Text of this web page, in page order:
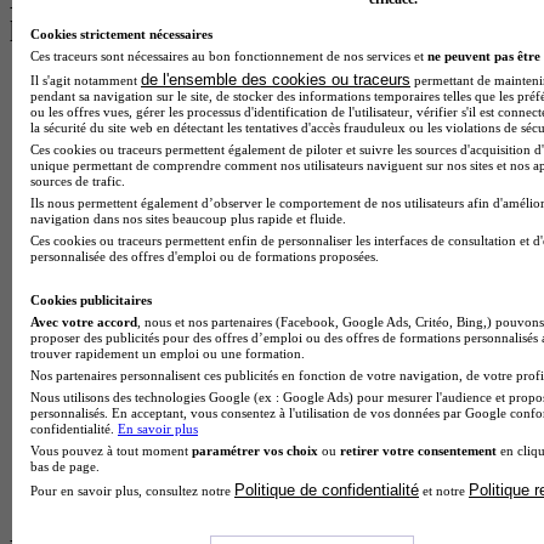
les plus recherchés
BTS Esf en alternance
BTS Dietetique en alternance
BTS Mco en alternance
BTS Pi en alternance
BTS Sp3s en alternance
Master CCA en alternance
BTS Ndrc en alternance
BTS Sam en alternance
Cap Fleuriste en alternance
MSc Marketing Digital en alternance
BTS Gpme en alternance
Cap Electricien en alternance
BTS Gpn en alternance
BTS Domotique en alternance
BAC Pro Agora en alternance
BTS Sta en alternance
BTS Iris en alternance
BTS Tpl en alternance
BTS Ati en alternance
Cookies strictement nécessaires
Ces traceurs sont nécessaires au bon fonctionnement de nos services et ne peuvent pas être
Il s'agit notamment de l'ensemble des cookies ou traceurs permettant de
pendant sa navigation sur le site, de stocker des informations temporaires telles que les
ou les offres vues, gérer les processus d'identification de l'utilisateur, vérifier s'il est
la sécurité du site web en détectant les tentatives d'accès frauduleux ou les violations de
Ces cookies ou traceurs permettent également de piloter et suivre les sources d'acquisition
unique permettant de comprendre comment nos utilisateurs naviguent sur nos sites et nos
sources de trafic.
Ils nous permettent également d’observer le comportement de nos utilisateurs afin
navigation dans nos sites beaucoup plus rapide et fluide.
Ces cookies ou traceurs permettent enfin de personnaliser les interfaces de consultation et
personnalisée des offres d'emploi ou de formations proposées.
Cookies publicitaires
Avec votre accord , nous et nos partenaires (Facebook, Google Ads, Critéo, Bing,)
proposer des publicités pour des offres d’emploi ou des offres de formations
trouver rapidement un emploi ou une formation.
Nos partenaires personnalisent ces publicités en fonction de votre navigation, de votre
Nous utilisons des technologies Google (ex : Google Ads) pour mesurer l'audience et
personnalisés. En acceptant, vous consentez à l'utilisation de vos données par Google
confidentialité. En savoir plus
Vous pouvez à tout moment paramétrer vos choix ou retirer votre consentement en
bas de page.
Pour en savoir plus, consultez notre Politique de confidentialité et notre Politique